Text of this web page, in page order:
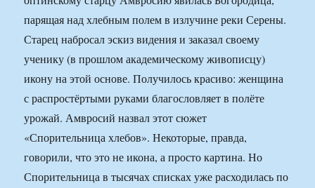
парящая над хлебным полем в излучине реки Серены.
Старец набросал эскиз видения и заказал своему
ученику (в прошлом академическому живописцу)
икону на этой основе. Получилось красиво: женщина
с распростёртыми руками благословляет в полёте
урожай. Амвросий назвал этот сюжет
«Спорительница хлебов». Некоторые, правда,
говорили, что это не икона, а просто картина. Но
Спорительница в тысячах списках уже расходилась по